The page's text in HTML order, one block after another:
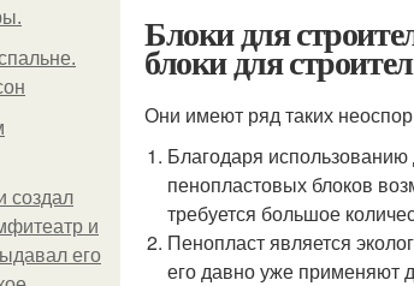
создал
и
его
Блоки для
блоки для
Они имеют ряд таких
Благодаря использованию
пенопластовых блоков
требуется большое
Пенопласт является
его давно уже применяют